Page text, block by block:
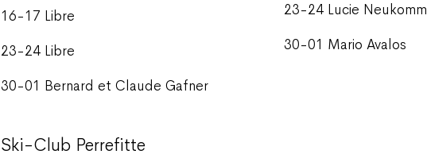
16-17 Libre
23-24 Libre
30-01 Bernard et Claude Gafner
Ski-Club Perrefitte
23-24 Lucie Neukomm
30-01 Mario Avalos